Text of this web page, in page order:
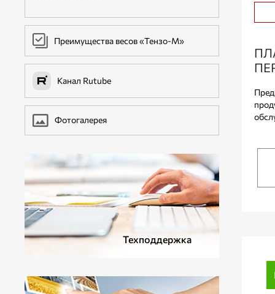
Преимущества весов «Тензо-М»
Канал Rutube
Фотогалерея
Техподдержка